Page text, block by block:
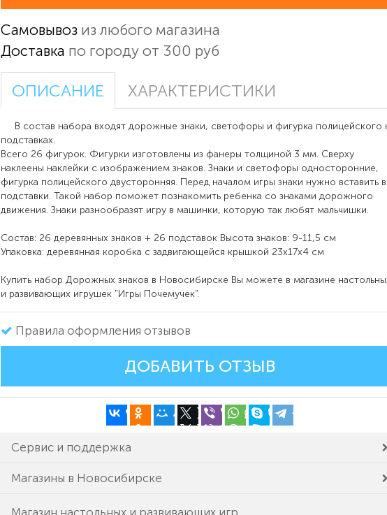
Самовывоз из любого магазина
Доставка по городу от 300 руб
ОПИСАНИЕ ХАРАКТЕРИСТИКИ
В состав набора входят дорожные знаки, светофоры и фигурка полицейского
подставках.
Всего 26 фигурок. Фигурки изготовлены из фанеры толщиной 3 мм. Сверху
наклеены наклейки с изображением знаков. Знаки и светофоры односторонние,
фигурка полицейского двусторонняя. Перед началом игры знаки нужно вставить в
подставки. Такой набор поможет познакомить ребенка со знаками дорожного
движения. Знаки разнообразят игру в машинки, которую так любят мальчишки.
Состав: 26 деревянных знаков + 26 подставок Высота знаков: 9-11,5 см
Упаковка: деревянная коробка с задвигающейся крышкой 23х17х4 см
Купить набор Дорожных знаков в Новосибирске Вы можете в магазине
и развивающих игрушек "Игры Почемучек".
Правила оформления отзывов
ДОБАВИТЬ ОТЗЫВ
Сервис и поддержка
Магазины в Новосибирске